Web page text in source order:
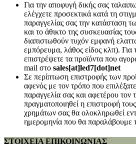
Για την αποφυγή δικής σας
ελέγχετε προσεκτικά κατά τη
παραγγελίας σας την κατάσταση
και το άθικτο της συσκευασίας
διαπιστωθούν τυχόν εμφανή
εμπόρευμα, λάθος είδος κλπ). Για
επιστρέψετε τα προϊόντα που
mail στο sales[at]led7[dot]net
Σε περίπτωση επιστροφής των
αφενός με τον τρόπο που
παραγγελία σας και αφετέρου τον
πραγματοποιηθεί η επιστροφή
χρημάτων σας θα ολοκληρωθεί
ημερομηνία που θα παραλάβουμε
ΣΤΟΙΧΕΙΑ ΕΠΙΚΟΙΝΩΝΙΑΣ